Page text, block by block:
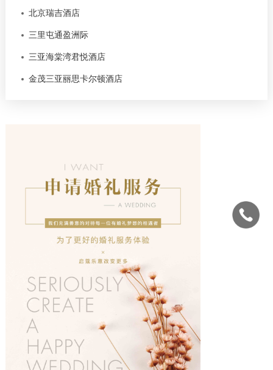
北京瑞吉酒店
三里屯通盈洲际
三亚海棠湾君悦酒店
金茂三亚丽思卡尔顿酒店